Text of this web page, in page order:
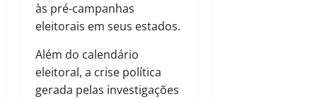
às pré-campanhas
eleitorais em seus estados.
Além do calendário
eleitoral, a crise política
gerada pelas investigações